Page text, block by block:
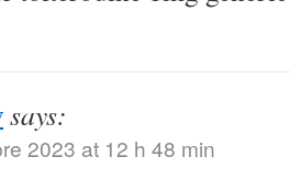
says:
2023 at 12 h 48 min